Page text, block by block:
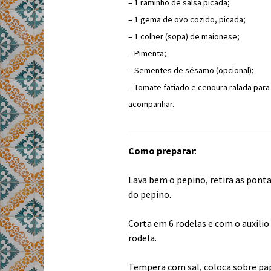
– 1 raminho de salsa picada;
– 1 gema de ovo cozido, picada;
– 1 colher (sopa) de maionese;
– Pimenta;
– Sementes de sésamo (opcional);
– Tomate fatiado e cenoura ralada para
acompanhar.
Como preparar:
Lava bem o pepino, retira as
do pepino.
Corta em 6 rodelas e com o
rodela.
Tempera com sal, coloca sobre